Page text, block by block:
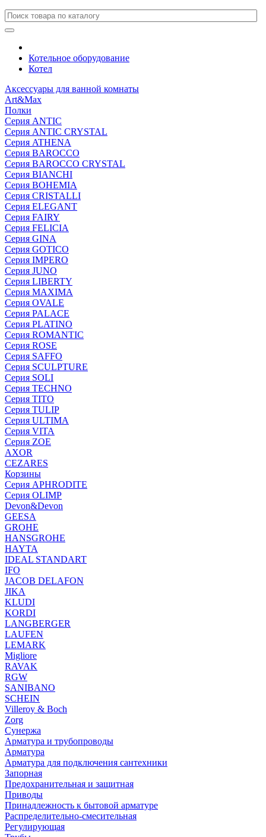
Котельное оборудование
Котел
Аксессуары для ванной комнаты
Art&Max
Полки
Серия ANTIC
Серия ANTIC CRYSTAL
Серия ATHENA
Серия BAROCCO
Серия BAROCCO CRYSTAL
Серия BIANCHI
Серия BOHEMIA
Серия CRISTALLI
Серия ELEGANT
Серия FAIRY
Серия FELICIA
Серия GINA
Серия GOTICO
Серия IMPERO
Серия JUNO
Серия LIBERTY
Серия MAXIMA
Серия OVALE
Серия PALACE
Серия PLATINO
Серия ROMANTIC
Серия ROSE
Серия SAFFO
Серия SCULPTURE
Серия SOLI
Серия TECHNO
Серия TITO
Серия TULIP
Серия ULTIMA
Серия VITA
Серия ZOE
AXOR
CEZARES
Корзины
Серия APHRODITE
Серия OLIMP
Devon&Devon
GEESA
GROHE
HANSGROHE
HAYTA
IDEAL STANDART
IFO
JACOB DELAFON
JIKA
KLUDI
KORDI
LANGBERGER
LAUFEN
LEMARK
Migliore
RAVAK
RGW
SANIBANO
SCHEIN
Villeroy & Boch
Zorg
Сунержа
Арматура и трубопроводы
Арматура
Арматура для подключения сантехники
Запорная
Предохранительная и защитная
Приводы
Принадлежность к бытовой арматуре
Распределительно-смесительная
Регулирующая